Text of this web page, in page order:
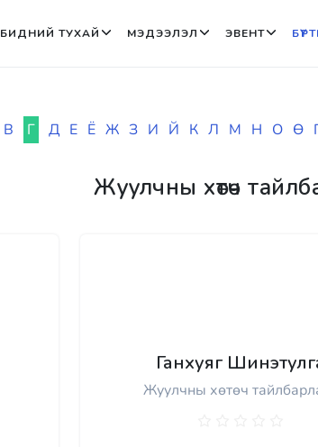
БИДНИЙ ТУХАЙ МЭДЭЭЛЭЛ ЭВЕНТ
В Г Д Е Ё Ж З И Й К Л М Н О Ө
Жуулчны хөтөч
Ганхуяг
Жуулчны хөтөч